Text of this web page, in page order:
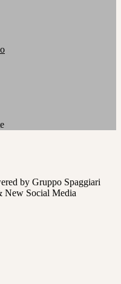
by Gruppo Spaggiari
New Social Media